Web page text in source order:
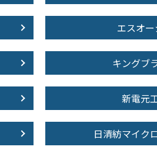
エスオー
キングブ
新電元
日清紡マイク